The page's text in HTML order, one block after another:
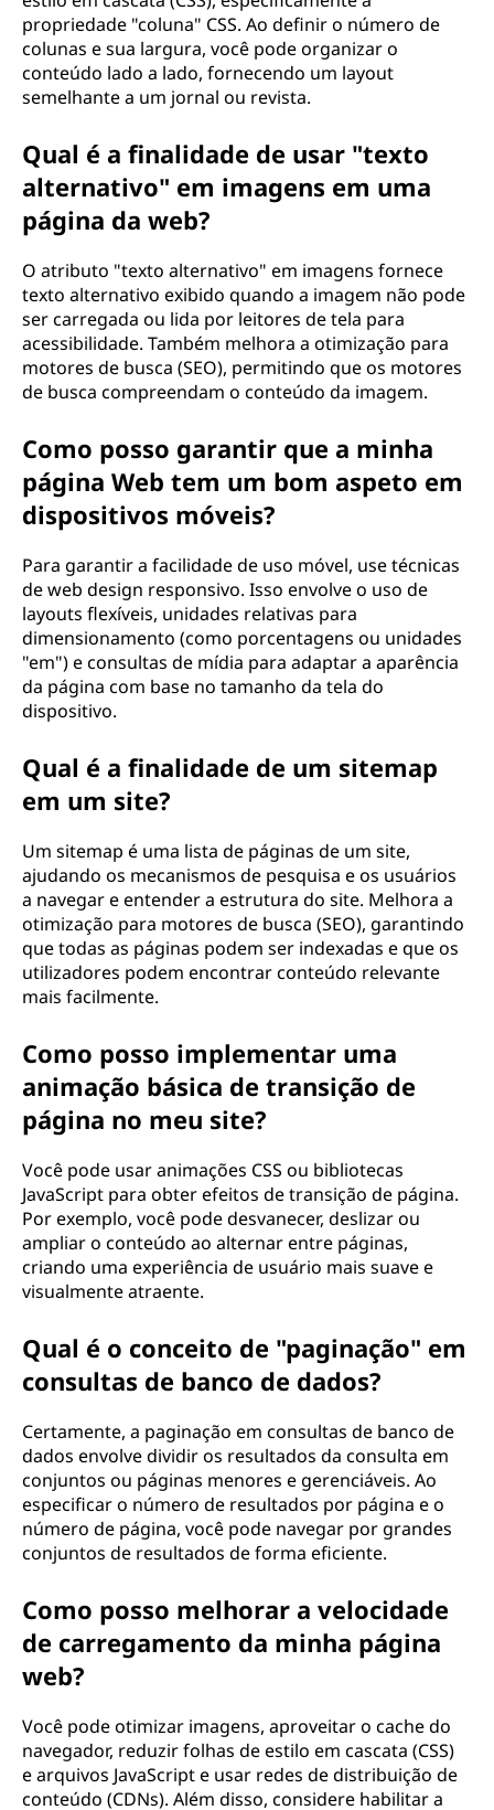
propriedade "coluna" CSS. Ao definir o número de
colunas e sua largura, você pode organizar o
conteúdo lado a lado, fornecendo um layout
semelhante a um jornal ou revista.
Qual é a finalidade de usar "texto
alternativo" em imagens em uma
página da web?
O atributo "texto alternativo" em imagens fornece
texto alternativo exibido quando a imagem não pode
ser carregada ou lida por leitores de tela para
acessibilidade. Também melhora a otimização para
motores de busca (SEO), permitindo que os motores
de busca compreendam o conteúdo da imagem.
Como posso garantir que a minha
página Web tem um bom aspeto em
dispositivos móveis?
Para garantir a facilidade de uso móvel, use técnicas
de web design responsivo. Isso envolve o uso de
layouts flexíveis, unidades relativas para
dimensionamento (como porcentagens ou unidades
"em") e consultas de mídia para adaptar a aparência
da página com base no tamanho da tela do
dispositivo.
Qual é a finalidade de um sitemap
em um site?
Um sitemap é uma lista de páginas de um site,
ajudando os mecanismos de pesquisa e os usuários
a navegar e entender a estrutura do site. Melhora a
otimização para motores de busca (SEO), garantindo
que todas as páginas podem ser indexadas e que os
utilizadores podem encontrar conteúdo relevante
mais facilmente.
Como posso implementar uma
animação básica de transição de
página no meu site?
Você pode usar animações CSS ou bibliotecas
JavaScript para obter efeitos de transição de página.
Por exemplo, você pode desvanecer, deslizar ou
ampliar o conteúdo ao alternar entre páginas,
criando uma experiência de usuário mais suave e
visualmente atraente.
Qual é o conceito de "paginação" em
consultas de banco de dados?
Certamente, a paginação em consultas de banco de
dados envolve dividir os resultados da consulta em
conjuntos ou páginas menores e gerenciáveis. Ao
especificar o número de resultados por página e o
número de página, você pode navegar por grandes
conjuntos de resultados de forma eficiente.
Como posso melhorar a velocidade
de carregamento da minha página
web?
Você pode otimizar imagens, aproveitar o cache do
navegador, reduzir folhas de estilo em cascata (CSS)
e arquivos JavaScript e usar redes de distribuição de
conteúdo (CDNs). Além disso, considere habilitar a